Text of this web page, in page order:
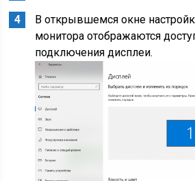
В открывшемся окне
монитора отображаются
подключения дисплеи.